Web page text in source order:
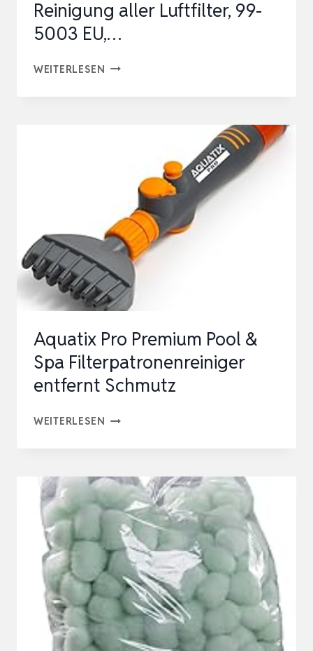
Reinigung aller Luftfilter, 99-
5003 EU,…
WEITERLESEN K&N
REINIGER
FÜR
OPTIMALE
REINIGUNG
ALLER
99-
5003
EU,
Aquatix Pro Premium Pool &
Spa Filterpatronenreiniger
entfernt Schmutz
WEITERLESEN AQUATIX
POOL
&
SPA
FILTERPATRONENREINIGER
ENTFERNT
SCHMUTZ